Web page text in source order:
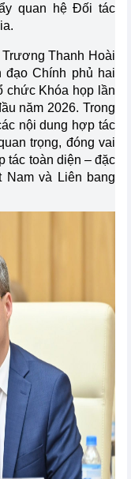
quan hệ Đối tác
Thanh Hoài
Chính phủ hai
chức Khóa họp lần
năm 2026. Trong
nội dung hợp tác
trọng, đóng vai
tác toàn diện – đặc
và Liên bang